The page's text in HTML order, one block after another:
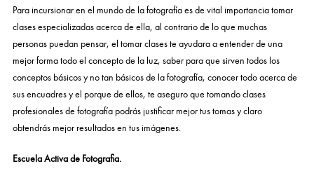
Para incursionar en el mundo de la fotografía es de vital importancia tomar
clases especializadas acerca de ella, al contrario de lo que muchas
personas puedan pensar, el tomar clases te ayudara a entender de una
mejor forma todo el concepto de la luz, saber para que sirven todos los
conceptos básicos y no tan básicos de la fotografía, conocer todo acerca de
sus encuadres y el porque de ellos, te aseguro que tomando clases
profesionales de fotografía podrás justificar mejor tus tomas y claro
obtendrás mejor resultados en tus imágenes.
Escuela Activa de Fotografia.